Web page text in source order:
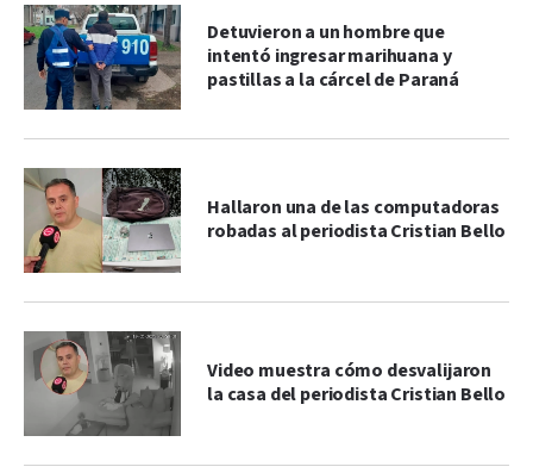
Detuvieron a un hombre que
intentó ingresar marihuana y
pastillas a la cárcel de Paraná
Hallaron una de las computadoras
robadas al periodista Cristian Bello
Video muestra cómo desvalijaron
la casa del periodista Cristian Bello